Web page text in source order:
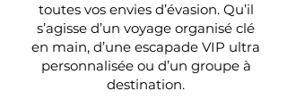
toutes vos envies d’évasion. Qu’il
s’agisse d’un voyage organisé clé
en main, d’une escapade VIP ultra
personnalisée ou d’un groupe à
destination.